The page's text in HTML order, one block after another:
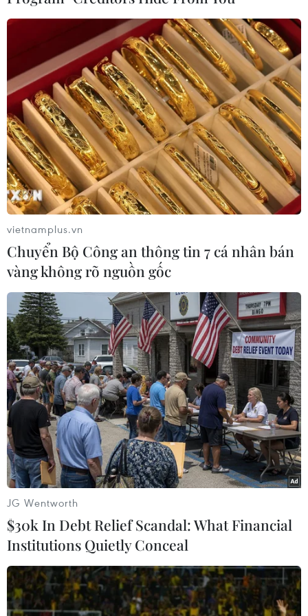
chưa có chế tài xử lý các trường hợp lái xe vượt
trạm trái quy định.
Do đó, việc xử phạt tài xế rất khó, điều này tạo
tiền lệ xấu khi tài xế bất chấp nguy hiểm để
vượt trạm, gây nguy cơ cao mất an toàn giao
thông khi qua trạm thu phí./.
(TTXVN/Vietnam+)
#Trạm thu phí BOT Quảng Trị
#Phương tiện giao thông
#Phí sử dụng dịch vụ đường bộ
#An toàn giao thông
Quảng Trị
Theo dõi VietnamPlus
vietnamplus.vn
Chuyển Bộ Công an thông tin 7 cá nhân bán
vàng không rõ nguồn gốc
JG Wentworth
$30k In Debt Relief Scandal: What Financial
Institutions Quietly Conceal